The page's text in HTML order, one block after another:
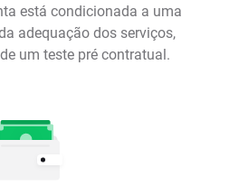
está condicionada a uma
adequação dos serviços,
um teste pré contratual.